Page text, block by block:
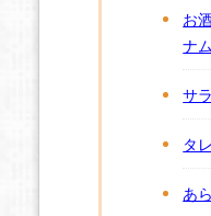
お
ナ
サ
タ
あ